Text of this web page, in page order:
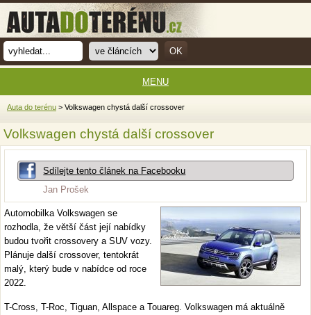
Auta do terénu > Volkswagen chystá další crossover
Volkswagen chystá další crossover
Sdílejte tento článek na Facebooku
Jan Prošek
Automobilka Volkswagen se
rozhodla, že větší část její nabídky
budou tvořit crossovery a SUV vozy.
Plánuje další crossover, tentokrát
malý, který bude v nabídce od roce
2022.
T-Cross, T-Roc, Tiguan, Allspace a Touareg. Volkswagen má aktuálně
MENU